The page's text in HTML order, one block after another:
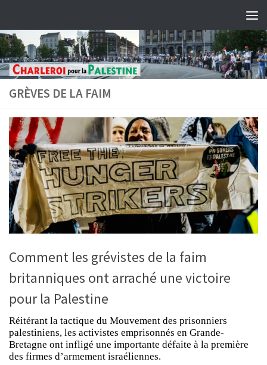
GRÈVES DE LA FAIM
Comment les grévistes de la faim
britanniques ont arraché une victoire
pour la Palestine
Réitérant la tactique du Mouvement des prisonniers
palestiniens, les activistes emprisonnés en Grande-
Bretagne ont infligé une importante défaite à la première
des firmes d’armement israéliennes.